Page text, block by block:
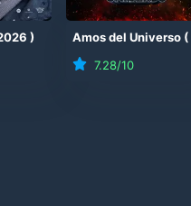
)
Amos del Universo (
7.28/10